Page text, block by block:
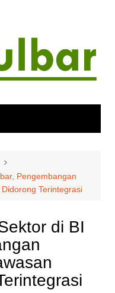
Pengembangan
Terintegrasi
di BI